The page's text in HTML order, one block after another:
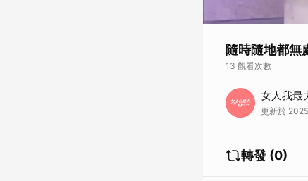
隨時隨地都無
13 觀看次數
高溫席捲而來，讓
招讓你從內到外感
提供清涼呵護。定
女人我最
更新於
轉發 (0)